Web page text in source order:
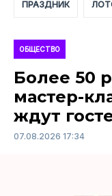
ПРАЗДНИК
ОБЩЕСТВО
Более 50
мастер-
ждут
07.08.2026 17:34